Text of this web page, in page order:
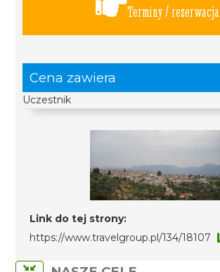
Terminy / rezerwacja
Cena zawiera
Uczestnik
Link do tej strony:
https://www.travelgroup.pl/134/18107